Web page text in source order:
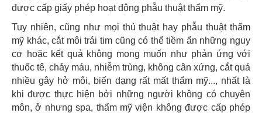
được cấp giấy phép hoạt động phẫu thuật thẩm mỹ.
Tuy nhiên, cũng như mọi thủ thuật hay phẫu thuật thẩm
mỹ khác, cắt môi trái tim cũng có thể tiềm ẩn những nguy
cơ hoặc kết quả không mong muốn như phản ứng với
thuốc tê, chảy máu, nhiễm trùng, không cân xứng, cắt quá
nhiều gây hở môi, biến dạng rất mất thẩm mỹ..., nhất là
khi được thực hiện bởi những người không có chuyên
môn, ở nhưng spa, thẩm mỹ viện không được cấp phép